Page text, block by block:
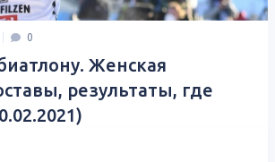
0
Женская
результаты, где